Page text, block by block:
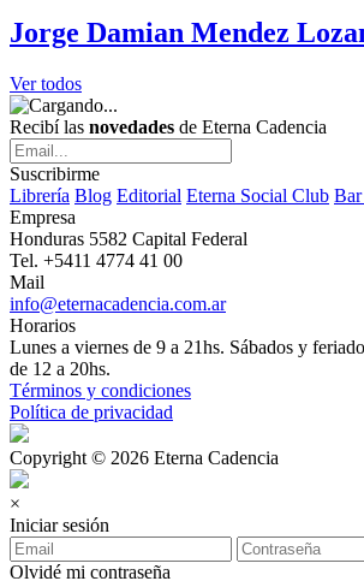
Jorge Damian Mendez
Ver todos
Recibí las novedades de Eterna Cadencia
Suscribirme
Librería Blog Editorial Eterna Social Club
Empresa
Honduras 5582 Capital Federal
Tel. +5411 4774 41 00
Mail
info@eternacadencia.com.ar
Horarios
Lunes a viernes de 9 a 21hs. Sábados y
de 12 a 20hs.
Términos y condiciones
Política de privacidad
Copyright © 2026 Eterna Cadencia
×
Iniciar sesión
Olvidé mi contraseña